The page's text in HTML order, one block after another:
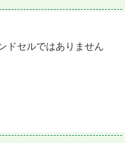
ドセルではありません